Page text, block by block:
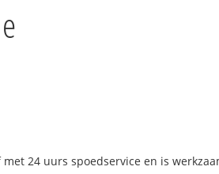
24 uurs spoedservice en is